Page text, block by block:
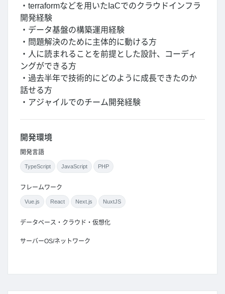
・terraformなどを用いたIaCでのクラウドインフラ
開発経験
・データ基盤の構築運用経験
・問題解決のために主体的に動ける方
・人に読まれることを前提とした設計、コーディ
ングができる方
・過去半年で技術的にどのように成長できたのか
話せる方
・アジャイルでのチーム開発経験
開発環境
開発言語
TypeScript JavaScript PHP
フレームワーク
Vue.js React Next.js NuxtJS
データベース・クラウド・仮想化
サーバーOS/ネットワーク